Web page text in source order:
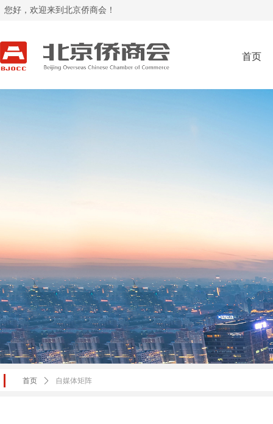
您好，欢迎来到北京侨商会！
首页
首页 ꄲ 自媒体矩阵